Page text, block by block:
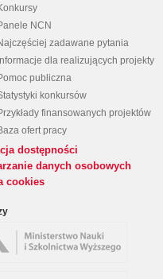
NCN
zadawane pytania
Informacje dla realizujących projekty
publiczna
konkursów
finansowanych projektów
ofert pracy
dostępności
danych osobowych
cookies